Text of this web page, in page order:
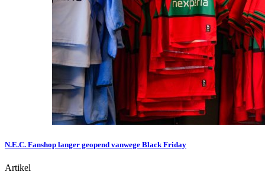
N.E.C. Fanshop langer geopend vanwege Black Friday
Artikel